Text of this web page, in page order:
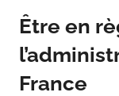
Être en
France